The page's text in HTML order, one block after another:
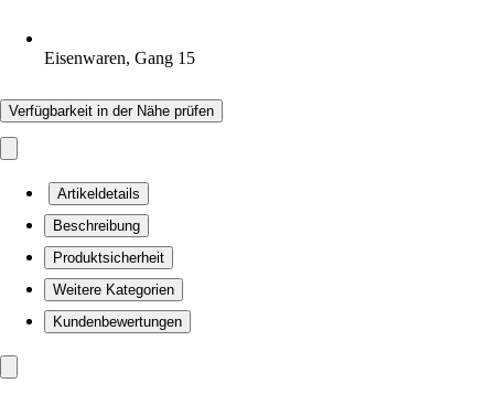
Eisenwaren, Gang 15
Verfügbarkeit in der Nähe prüfen
Artikeldetails
Beschreibung
Produktsicherheit
Weitere Kategorien
Kundenbewertungen